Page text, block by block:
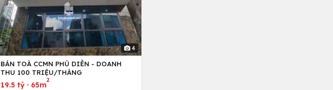
4
BÁN TOÀ CCMN PHÚ DIỄN - DOANH
THU 100 TRIỆU/THÁNG
19.5 tỷ· 65m
2